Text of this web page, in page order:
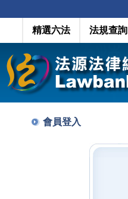
精選六法 法規查詢
會員登入